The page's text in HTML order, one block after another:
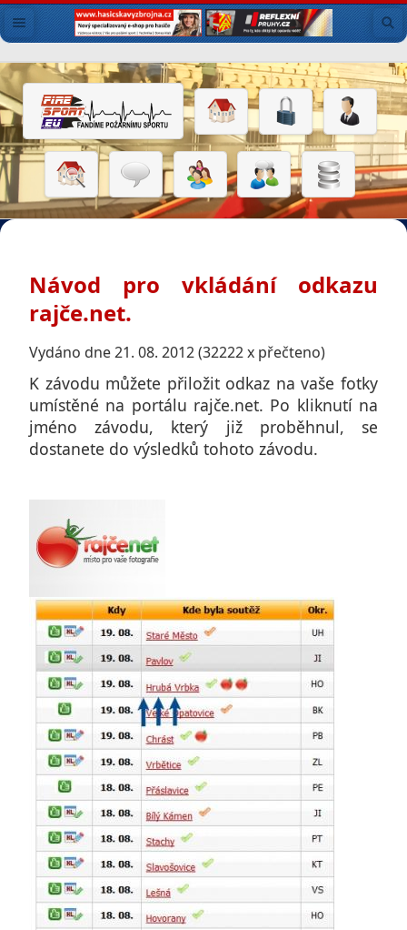
Návod pro vkládání odkazu
rajče.net.
Vydáno dne 21. 08. 2012 (32222 x přečteno)
K závodu můžete přiložit odkaz na vaše fotky
umístěné na portálu rajče.net. Po kliknutí na
jméno závodu, který již proběhnul, se
dostanete do výsledků tohoto závodu.